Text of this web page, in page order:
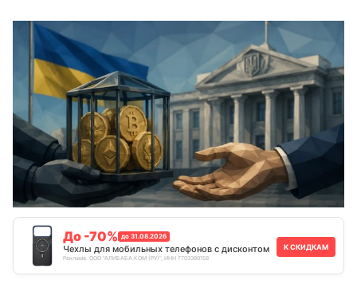
До -70% до 31.08.2026
Чехлы для мобильных телефонов с дисконтом
Реклама. ООО "АЛИБАБА.КОМ (РУ)", ИНН 7703380158
К СКИДКАМ